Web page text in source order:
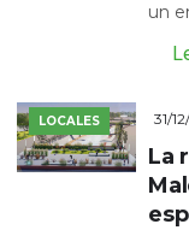
un
LOCALES 31/
La